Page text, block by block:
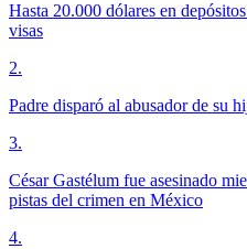
Hasta 20.000 dólares en
visas
2.
Padre disparó al abusador de su
3.
César Gastélum fue asesinado
pistas del crimen en México
4.